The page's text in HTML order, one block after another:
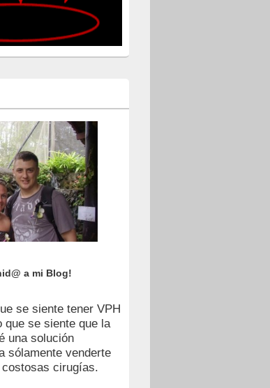
a mi Blog!
se siente tener VPH
que se siente que la
una solución
sólamente venderte
cirugías.